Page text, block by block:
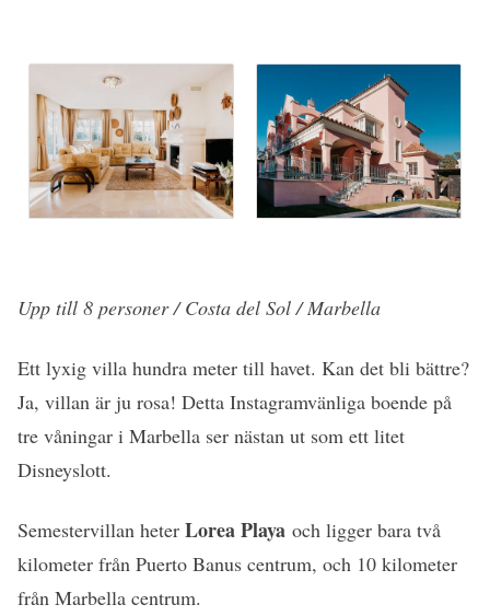
Upp till 8 personer / Costa del Sol / Marbella
Ett lyxig villa hundra meter till havet. Kan det bli bättre?
Ja, villan är ju rosa! Detta Instagramvänliga boende på
tre våningar i Marbella ser nästan ut som ett litet
Disneyslott.
Semestervillan heter Lorea Playa och ligger bara två
kilometer från Puerto Banus centrum, och 10 kilometer
från Marbella centrum.